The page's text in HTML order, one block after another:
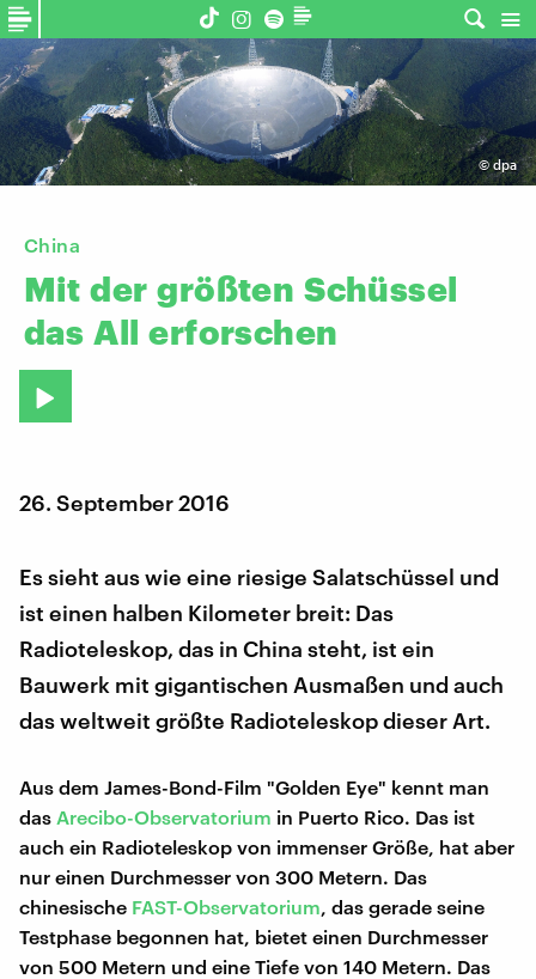
© dpa
China
Mit der größten Schüssel
das All erforschen
26. September 2016
Es sieht aus wie eine riesige Salatschüssel und
ist einen halben Kilometer breit: Das
Radioteleskop, das in China steht, ist ein
Bauwerk mit gigantischen Ausmaßen und auch
das weltweit größte Radioteleskop dieser Art.
Aus dem James-Bond-Film "Golden Eye" kennt man
das Arecibo-Observatorium in Puerto Rico. Das ist
auch ein Radioteleskop von immenser Größe, hat aber
nur einen Durchmesser von 300 Metern. Das
chinesische FAST-Observatorium , das gerade seine
Testphase begonnen hat, bietet einen Durchmesser
von 500 Metern und eine Tiefe von 140 Metern. Das